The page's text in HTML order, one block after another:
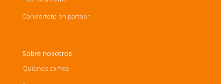
Conviértete en partner
Sobre nosotros
Quienes somos